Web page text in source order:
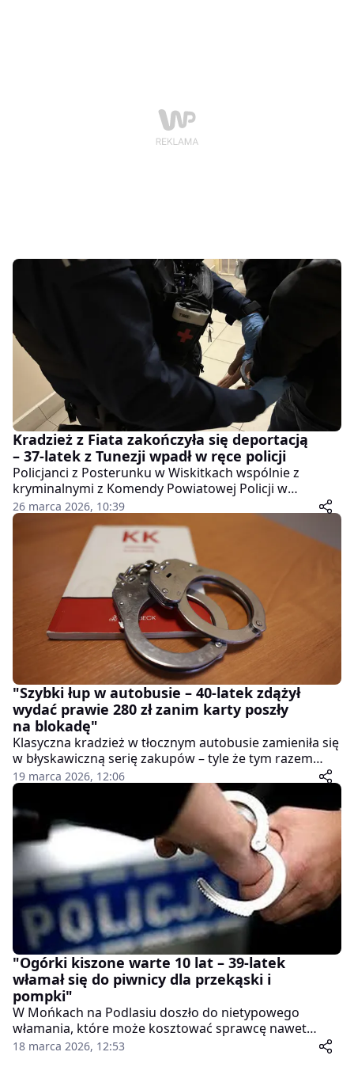
Kradzież z Fiata zakończyła się deportacją
– 37-latek z Tunezji wpadł w ręce policji
Policjanci z Posterunku w Wiskitkach wspólnie z
kryminalnymi z Komendy Powiatowej Policji w
Żyrardowie szybko ujęli sprawcę kradzieży z
samochodu. Okazało się jednak, że 37-letni obywatel
Tunezji ma na sumieniu znacznie więcej niż tylko
26 marca 2026, 10:39
"Szybki łup w autobusie – 40-latek zdążył
wydać prawie 280 zł zanim karty poszły
na blokadę"
Klasyczna kradzież w tłocznym autobusie zamieniła się
w błyskawiczną serię zakupów – tyle że tym razem
złodziej nie zdążył uciec daleko. Białostoccy kryminalni
z Wydziału do Walki z Przestępczością Przeciwko
Mieniu w kilka dni namierzyli i zatrzymali 40-letniego
mieszkańca powiatu białostockiego, który usłyszał aż
osiem poważnych zarzutów.
19 marca 2026, 12:06
"Ogórki kiszone warte 10 lat – 39-latek
włamał się do piwnicy dla przekąski i
pompki"
W Mońkach na Podlasiu doszło do nietypowego
włamania, które może kosztować sprawcę nawet
dekadę za kratkami. 39-letni mieszkaniec miasta
18 marca 2026, 12:53